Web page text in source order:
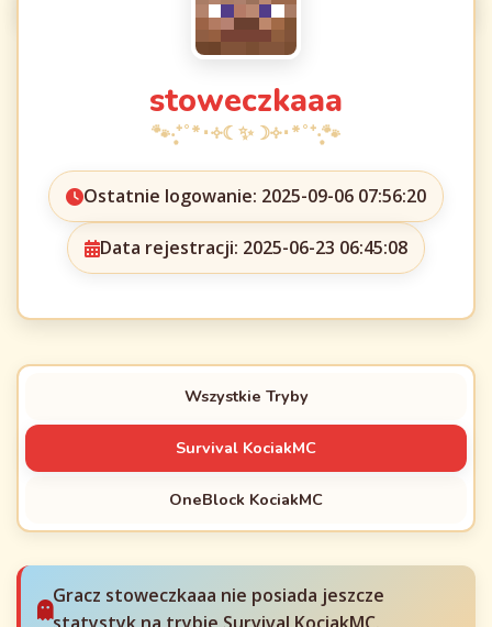
stoweczkaaa
Ostatnie logowanie: 2025-09-06 07:56:20
Data rejestracji: 2025-06-23 06:45:08
Wszystkie Tryby
Survival KociakMC
OneBlock KociakMC
Gracz stoweczkaaa nie posiada jeszcze